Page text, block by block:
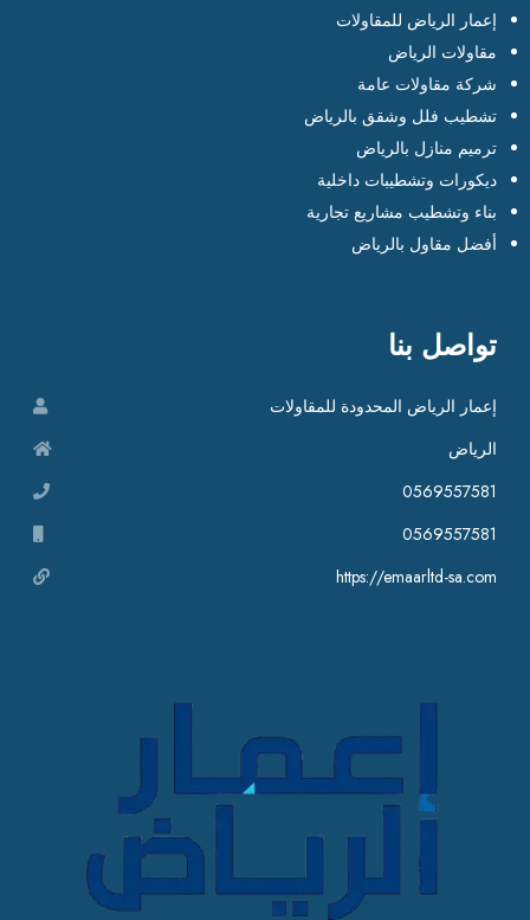
إعمار الرياض للمقاولات
مقاولات الرياض
شركة مقاولات عامة
تشطيب فلل وشقق بالرياض
ترميم منازل بالرياض
ديكورات وتشطيبات داخلية
بناء وتشطيب مشاريع تجارية
أفضل مقاول بالرياض
تواصل بنا
إعمار الرياض المحدودة للمقاولات
الرياض
0569557581
0569557581
https://emaarltd-sa.com